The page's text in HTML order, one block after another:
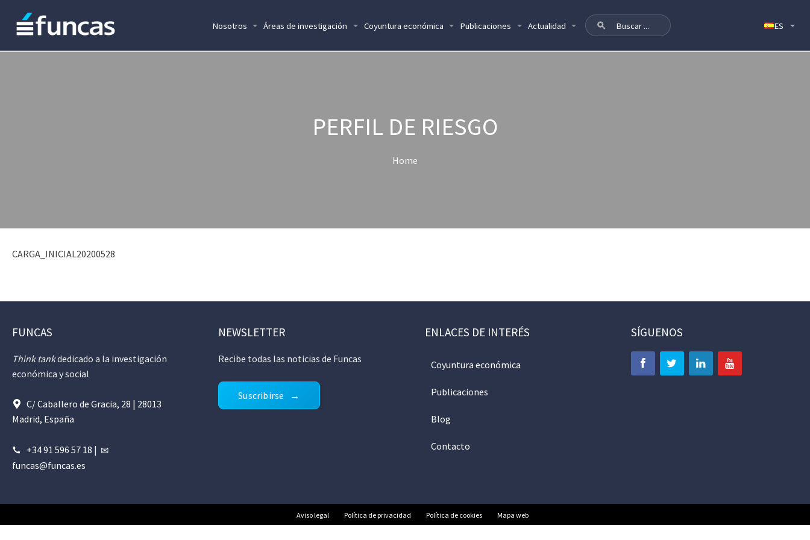
Nosotros Áreas de investigación Coyuntura económica Publicaciones Actualidad
PERFIL DE RIESGO
Home
CARGA_INICIAL20200528
FUNCAS
Think tankdedicado a la investigación
económica y social
C/ Caballero de Gracia, 28 | 28013
Madrid, España
+34 91 596 57 18 |
funcas@funcas.es
NEWSLETTER
Recibe todas las noticias de Funcas
Suscribirse
ENLACES DE INTERÉS
Coyuntura económica
Publicaciones
Blog
Contacto
SÍGUENOS
Aviso legal Política de privacidad Política de cookies Mapa web